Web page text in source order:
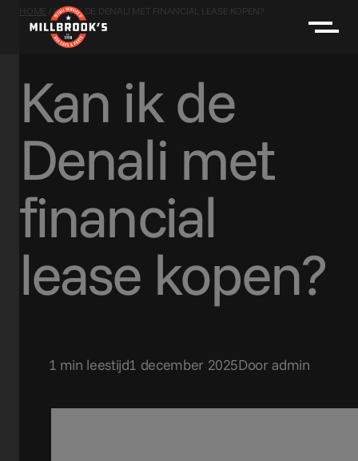
HOME /KAN IK DE DENALI MET FINANCIAL LEASE KOPEN?
Kan ik de
Denali met
financial
lease kopen?
1 min leestijd1 december 2025Door admin